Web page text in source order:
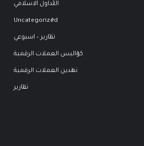
التداول الاسلامي
Uncategorized
تقارير – اسبوعي
كواليس العملات الرقمية
تعدين العملات الرقمية
تقارير